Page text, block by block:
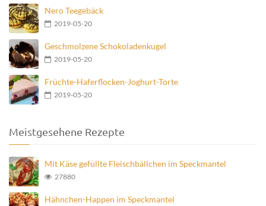
Nero Teegebäck
2019-05-20
Geschmolzene Schokoladenkugel
2019-05-20
Früchte-Haferflocken-Joghurt-Torte
2019-05-20
Meistgesehene Rezepte
Mit Käse gefüllte Fleischbällchen im Speckmantel
27880
Hähnchen-Happen im Speckmantel